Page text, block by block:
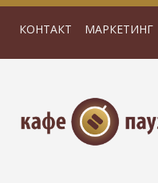
КОНТАКТ МАРКЕТИНГ